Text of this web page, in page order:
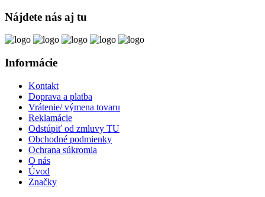
Nájdete nás aj tu
Informácie
Kontakt
Doprava a platba
Vrátenie/ výmena tovaru
Reklamácie
Odstúpiť od zmluvy TU
Obchodné podmienky
Ochrana súkromia
O nás
Úvod
Značky